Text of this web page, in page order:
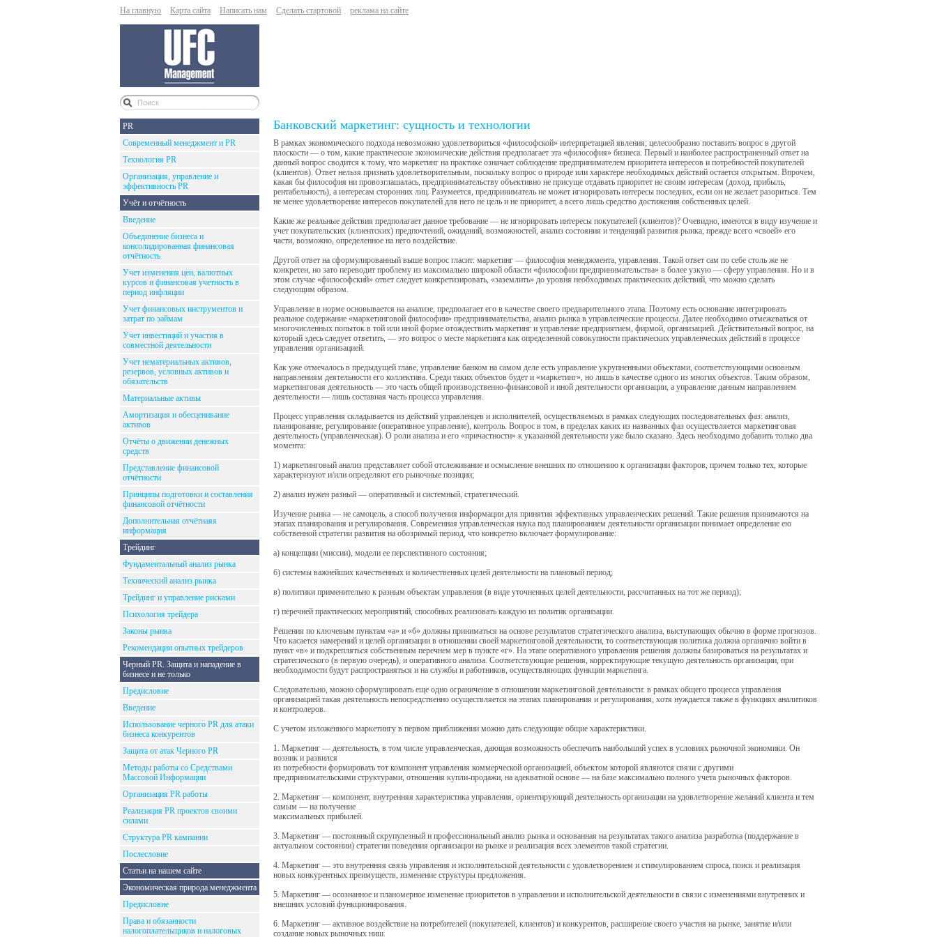
На главную Карта сайта Написать нам Сделать стартовой реклама на сайте
PR
Современный менеджмент и PR
Технология PR
Организация, управление и
эффективность PR
Учёт и отчётность
Введение
Объединение бизнеса и
консолидированная финансовая
отчётность
Учет изменения цен, валютных
курсов и финансовая учетность в
период инфляции
Учет финансовых инструментов и
затрат по займам
Учет инвестиций и участия в
совместной деятельности
Учет нематериальных активов,
резервов, условных активов и
обязательств
Материальные активы
Амортизация и обесценивание
активов
Отчёты о движении денежных
средств
Представление финансовой
отчётности
Принципы подготовки и составления
финансовой отчётности
Дополнительная отчётнаяя
информация
Трейдинг
Фундаментальный анализ рынка
Технический анализ рынка
Трейдинг и управление рисками
Психология трейдера
Законы рынка
Рекомендации опытных трейдеров
Черный PR. Защита и нападение в
бизнесе и не только
Предисловие
Введение
Использование черного PR для атаки
бизнеса конкурентов
Защита от атак Черного PR
Методы работы со Средствами
Массовой Информации
Организация PR работы
Реализация PR проектов своими
силами
Структура PR кампании
Послесловие
Статьи на нашем сайте
Экономическая природа менеджмента
Предисловие
Права и обязанности
налогоплательщиков и налоговых
Банковский маркетинг: сущность и технологии
В рамках экономического подхода невозможно удовлетвориться «философской» интерпретацией явления; целесообразно поставить вопрос в другой
плоскости — о том, какие практические экономические действия предполагает эта «философия» бизнеса. Первый и наиболее распространенный ответ на
данный вопрос сводится к тому, что маркетинг на практике означает соблюдение предпринимателем приоритета интересов и потребностей покупателей
(клиентов). Ответ нельзя признать удовлетворительным, поскольку вопрос о природе или характере необходимых действий остается открытым. Впрочем,
какая бы философия ни провозглашалась, предпринимательству объективно не присуще отдавать приоритет не своим интересам (доход, прибыль,
рентабельность), а интересам сторонних лиц. Разумеется, предприниматель не может игнорировать интересы последних, если он не желает разориться. Тем
не менее удовлетворение интересов покупателей для него не цель и не приоритет, а всего лишь средство достижения собственных целей.
Какие же реальные действия предполагает данное требование — не игнорировать интересы покупателей (клиентов)? Очевидно, имеются в виду изучение и
учет покупательских (клиентских) предпочтений, ожиданий, возможностей, анализ состояния и тенденций развития рынка, прежде всего «своей» его
части, возможно, определенное на него воздействие.
Другой ответ на сформулированный выше вопрос гласит: маркетинг — философия менеджмента, управления. Такой ответ сам по себе столь же не
конкретен, но зато переводит проблему из максимально широкой области «философии предпринимательства» в более узкую — сферу управления. Но и в
этом случае «философский» ответ следует конкретизировать, «заземлить» до уровня необходимых практических действий, что можно сделать
следующим образом.
Управление в норме основывается на анализе, предполагает его в качестве своего предварительного этапа. Поэтому есть основание интегрировать
реальное содержание «маркетинговой философии» предпринимательства, анализ рынка в управленческие процессы. Далее необходимо отмежеваться от
многочисленных попыток в той или иной форме отождествить маркетинг и управление предприятием, фирмой, организацией. Действительный вопрос, на
который здесь следует ответить, — это вопрос о месте маркетинга как определенной совокупности практических управленческих действий в процессе
управления организацией.
Как уже отмечалось в предыдущей главе, управление банком на самом деле есть управление укрупненными объектами, соответствующими основным
направлениям деятельности его коллектива. Среди таких объектов будет и «маркетинг», но лишь в качестве одного из многих объектов. Таким образом,
маркетинговая деятельность — это часть общей производственно-финансовой и иной деятельности организации, а управление данным направлением
деятельности — лишь составная часть процесса управления.
Процесс управления складывается из действий управленцев и исполнителей, осуществляемых в рамках следующих последовательных фаз: анализ,
планирование, регулирование (оперативное управление), контроль. Вопрос в том, в пределах каких из названных фаз осуществляется маркетинговая
деятельность (управленческая). О роли анализа и его «причастности» к указанной деятельности уже было сказано. Здесь необходимо добавить только два
момента:
1) маркетинговый анализ представляет собой отслеживание и осмысление внешних по отношению к организации факторов, причем только тех, которые
характеризуют и/или определяют его рыночные позиции;
2) анализ нужен разный — оперативный и системный, стратегический.
Изучение рынка — не самоцель, а способ получения информации для принятия эффективных управленческих решений. Такие решения принимаются на
этапах планирования и регулирования. Современная управленческая наука под планированием деятельности организации понимает определение ею
собственной стратегии развития на обозримый период, что конкретно включает формулирование:
а) концепции (миссии), модели ее перспективного состояния;
б) системы важнейших качественных и количественных целей деятельности на плановый период;
в) политики применительно к разным объектам управления (в виде уточненных целей деятельности, рассчитанных на тот же период);
г) перечней практических мероприятий, способных реализовать каждую из политик организации.
Решения по ключевым пунктам «а» и «б» должны приниматься на основе результатов стратегического анализа, выступающих обычно в форме прогнозов.
Что касается намерений и целей организации в отношении своей маркетинговой деятельности, то соответствующая политика должна органично войти в
пункт «в» и подкрепляться собственным перечнем мер в пункте «г». На этапе оперативного управления решения должны базироваться на результатах и
стратегического (в первую очередь), и оперативного анализа. Соответствующие решения, корректирующие текущую деятельность организации, при
необходимости будут распространяться и на службы и работников, осуществляющих функции маркетинга.
Следовательно, можно сформулировать еще одно ограничение в отношении маркетинговой деятельности: в рамках общего процесса управления
организацией такая деятельность непосредственно осуществляется на этапах планирования и регулирования, хотя нуждается также в функциях аналитиков
и контролеров.
С учетом изложенного маркетингу в первом приближении можно дать следующие общие характеристики.
1. Маркетинг — деятельность, в том числе управленческая, дающая возможность обеспечить наибольший успех в условиях рыночной экономики. Он
возник и развился
из потребности формировать тот компонент управления коммерческой организацией, объектом которой являются связи с другими
предпринимательскими структурами, отношения купли-продажи, на адекватной основе — на базе максимально полного учета рыночных факторов.
2. Маркетинг — компонент, внутренняя характеристика управления, ориентирующий деятельность организации на удовлетворение желаний клиента и тем
самым — на получение
максимальных прибылей.
3. Маркетинг — постоянный скрупулезный и профессиональный анализ рынка и основанная на результатах такого анализа разработка (поддержание в
актуальном состоянии) стратегии поведения организации на рынке и реализация всех элементов такой стратегии.
4. Маркетинг — это внутренняя связь управления и исполнительской деятельности с удовлетворением и стимулированием спроса, поиск и реализация
новых конкурентных преимуществ, изменение структуры предложения.
5. Маркетинг — осознанное и планомерное изменение приоритетов в управлении и исполнительской деятельности в связи с изменениями внутренних и
внешних условий функционирования.
6. Маркетинг — активное воздействие на потребителей (покупателей, клиентов) и конкурентов, расширение своего участия на рынке, занятие и/или
создание новых рыночных ниш.